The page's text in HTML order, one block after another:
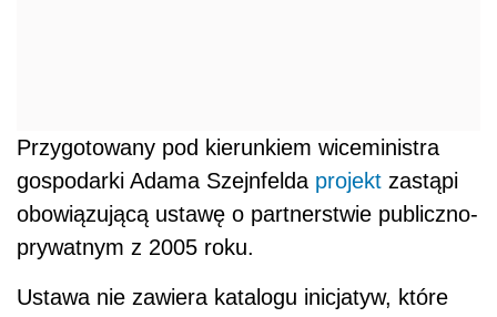
Przygotowany pod kierunkiem wiceministra
gospodarki Adama Szejnfelda projekt zastąpi
obowiązującą ustawę o partnerstwie publiczno-
prywatnym z 2005 roku.
Ustawa nie zawiera katalogu inicjatyw, które